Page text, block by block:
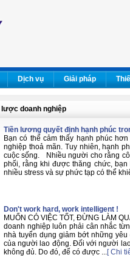
Dịch vụ Giải pháp
doanh nghiệp
Tiền lương quyết định hạnh phúc
Bạn có thể cảm thấy hạnh phúc
nghiệp thoả mãn. Tuy nhiên, hạnh
cuộc sống. Nhiều người cho rằng
phối, rằng khi được thăng chức,
nhiều stress và sự phức tạp có thể
Don't work hard, work intelligent !
MUỐN CÓ VIỆC TỐT, ĐỪNG LÀM
doanh nghiệp luôn phải cân nhắc
nhà tuyển dụng giảm bớt những
của người lao động. Đối với người
không đủ. Do đó, để có được ...[ Chi